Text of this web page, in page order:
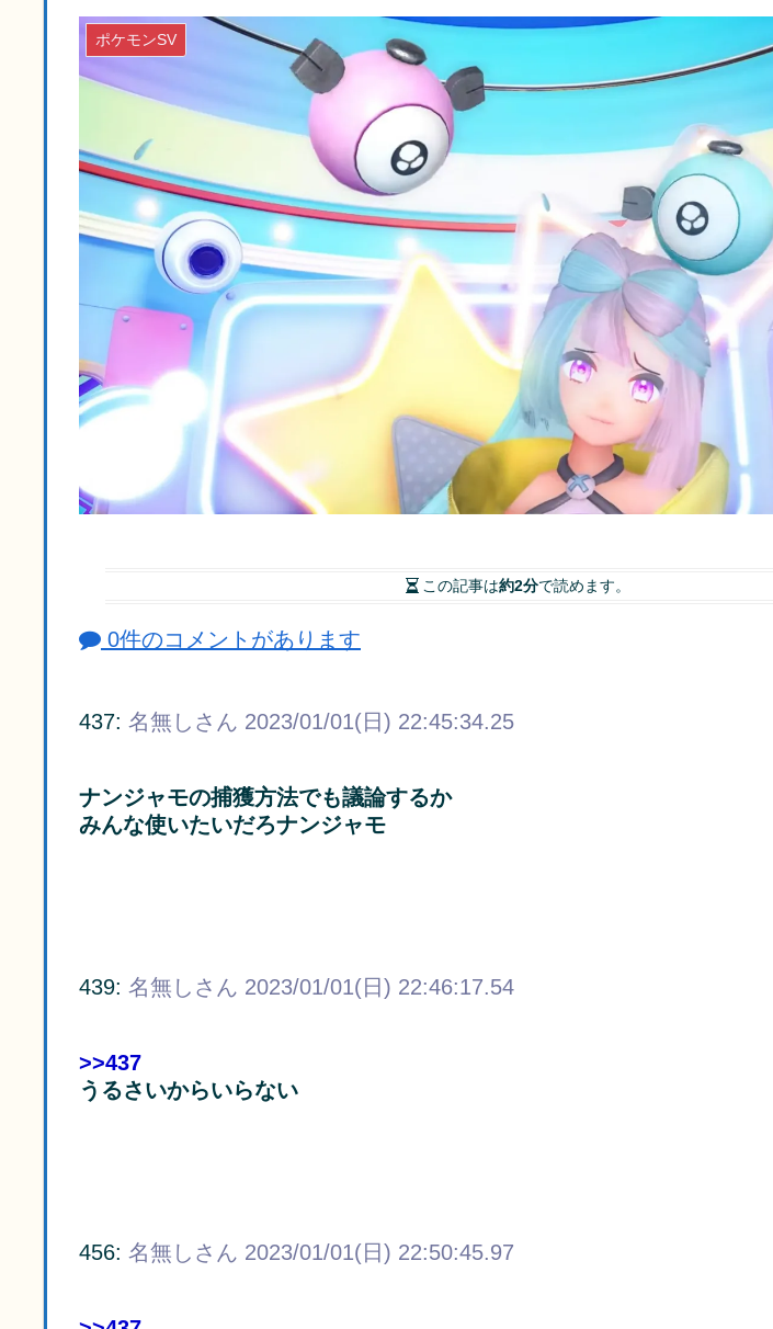
ポケモンSV
この記事は約2分で読めます。
0件のコメントがあります
437: 名無しさん 2023/01/01(日) 22:45:34.25
ナンジャモの捕獲方法でも議論するか
みんな使いたいだろナンジャモ
439: 名無しさん 2023/01/01(日) 22:46:17.54
>>437
うるさいからいらない
456: 名無しさん 2023/01/01(日) 22:50:45.97